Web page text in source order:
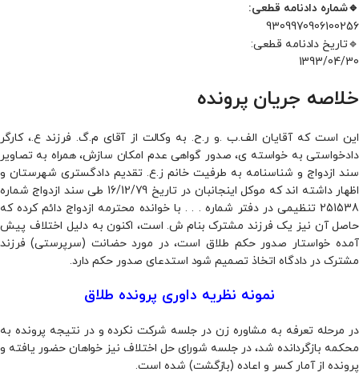
🔹شماره دادنامه قطعی:
9309970906100256
🔹تاریخ دادنامه قطعی:
1393/04/30
خلاصه جریان پرونده
این است که آقایان الف.ب .و ر.ح. به وکالت از آقای م.گ. فرزند ع.، کارگر
دادخواستی به خواسته ی، صدور گواهی عدم امکان سازش، همراه به تصاویر
سند ازدواج و شناسنامه به طرفیت خانم ز.ع. تقدیم دادگستری شهرستان و
اظهار داشته اند که موکل اینجانبان در تاریخ 16/12/79 طی سند ازدواج شماره
251538 تنظیمی در دفتر شماره . . . با خوانده محترمه ازدواج دائم کرده که
حاصل آن نیز یک فرزند مشترک بنام ش. است، اکنون به دلیل اختلاف پیش
آمده خواستار صدور حکم طلاق است، در مورد حضانت (سرپرستی) فرزند
مشترک در دادگاه اتخاذ تصمیم شود استدعای صدور حکم دارد.
نمونه نظریه داوری پرونده طلاق
در مرحله تعرفه به مشاوره زن در جلسه شرکت نکرده و در نتیجه پرونده به
محکمه بازگردانده شد، در جلسه شورای حل اختلاف نیز خواهان حضور یافته و
پرونده از آمار کسر و اعاده (بازگشت) شده است.